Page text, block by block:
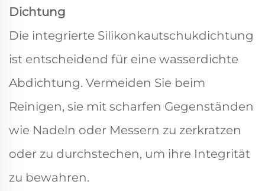
Dichtung
Die integrierte Silikonkautschukdichtung
ist entscheidend für eine wasserdichte
Abdichtung. Vermeiden Sie beim
Reinigen, sie mit scharfen Gegenständen
wie Nadeln oder Messern zu zerkratzen
oder zu durchstechen, um ihre Integrität
zu bewahren.